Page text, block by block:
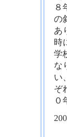
８
の
あ
時
学
な
い
ぞ
０